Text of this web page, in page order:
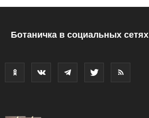
Ботаничка в социальных сетях